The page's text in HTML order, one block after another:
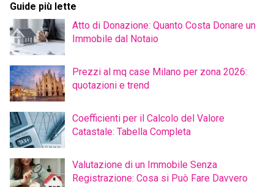
Guide più lette
Atto di Donazione: Quanto Costa Donare un
Immobile dal Notaio
Prezzi al mq case Milano per zona 2026:
quotazioni e trend
Coefficienti per il Calcolo del Valore
Catastale: Tabella Completa
Valutazione di un Immobile Senza
Registrazione: Cosa si Può Fare Davvero